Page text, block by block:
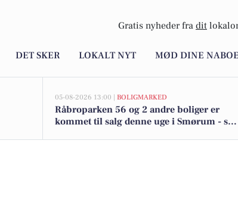
Gratis nyheder fra dit
DET SKER LOKALT NYT MØD DINE
05-08-2026 13:00 | BOLIGMARKED
Råbroparken 56 og 2 andre boliger er
kommet til salg denne uge i Smørum - se